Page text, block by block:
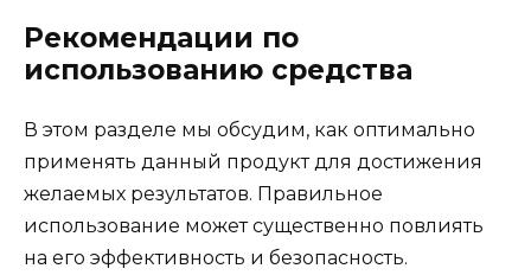
Рекомендации по
использованию средства
В этом разделе мы обсудим, как оптимально
применять данный продукт для достижения
желаемых результатов. Правильное
использование может существенно повлиять
на его эффективность и безопасность.